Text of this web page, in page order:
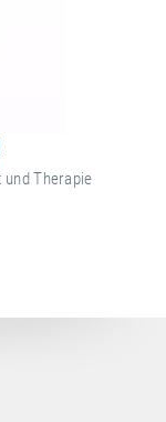
Therapie